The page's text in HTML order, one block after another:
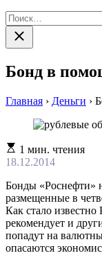
Найти:
Закрыть
поиск
Бонд в
Главная › Деньги ›
Расчетное
время
1 мин. чтения
18.12.2014
Бонды «Роснефти»
размещенные в
Как стало
рекомендует и
попадут на
опасаются